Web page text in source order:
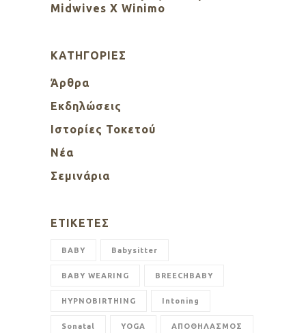
Midwives X Winimo
KΑΤΗΓΟΡΊΕΣ
Άρθρα
Εκδηλώσεις
Ιστορίες Τοκετού
Νέα
Σεμινάρια
ΕΤΙΚΈΤΕΣ
BABY Babysitter
BABY WEARING BREECHBABY
HYPNOBIRTHING Intoning
Sonatal YOGA ΑΠΟΘΗΛΑΣΜΟΣ